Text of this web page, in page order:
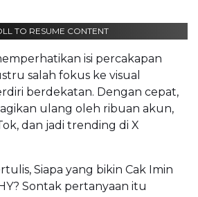
TO RESUME CONTENT
isi percakapan
salah fokus ke visual
berdekatan. Dengan cepat,
ulang oleh ribuan akun,
dan jadi trending di X
Siapa yang bikin Cak Imin
Sontak pertanyaan itu